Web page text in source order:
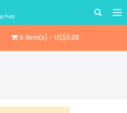
0 item(s) - US$0.00